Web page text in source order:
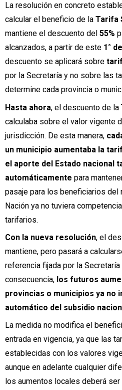
La resolución en concreto
calcular el beneficio de la Tarifa
mantiene el descuento del 55%
alcanzados, a partir de este 1°
descuento se aplicará sobre
por la Secretaría y no sobre las
determine cada provincia o
Hasta ahora, el descuento de la
calculaba sobre el valor vigente
jurisdicción. De esta manera,
un municipio aumentaba la
el aporte del Estado nacional
automáticamente para
pasaje para los beneficiarios del
Nación ya no tuviera
tarifarios.
Con la nueva resolución, el
mantiene, pero pasará a
referencia fijada por la Secretaría
consecuencia, los futuros
provincias o municipios ya no
automático del subsidio
La medida no modifica el
entrada en vigencia, ya que las
establecidas con los valores
aunque en adelante cualquier
los aumentos locales deberá